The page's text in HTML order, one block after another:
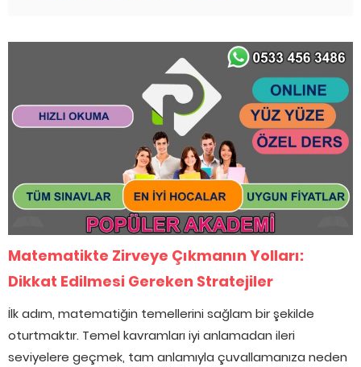
Matematikte Zirveye Çıkmanın Yolları:
Dikkat Edilmesi Gereken Stratejiler
İlk adım, matematiğin temellerini sağlam bir şekilde
oturtmaktır. Temel kavramları iyi anlamadan ileri
seviyelere geçmek, tam anlamıyla çuvallamanıza neden